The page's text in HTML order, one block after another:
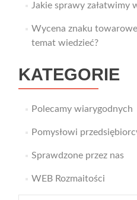
Jakie sprawy załatwimy
Wycena znaku
temat wiedzieć?
KATEGORIE
Polecamy wiarygodnych
Pomysłowi
Sprawdzone przez nas
WEB Rozmaitości